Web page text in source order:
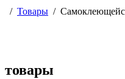
Товары
товары